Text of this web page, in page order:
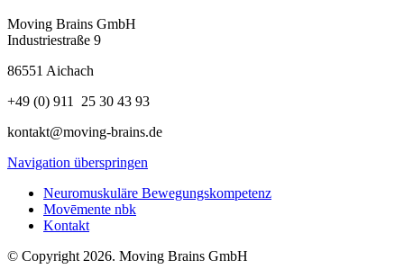
Moving Brains GmbH
Industriestraße 9
86551 Aichach
+49 (0) 911 25 30 43 93
kontakt@moving-brains.de
Navigation überspringen
Neuromuskuläre Bewegungskompetenz
Movēmente nbk
Kontakt
© Copyright 2026. Moving Brains GmbH